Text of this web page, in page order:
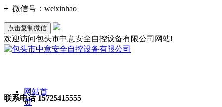
+ 微信号： weixinhao
点击复制微信
欢迎访问包头市中意安全自控设备有限公司网站!
联系电话15725415555
网站首
页